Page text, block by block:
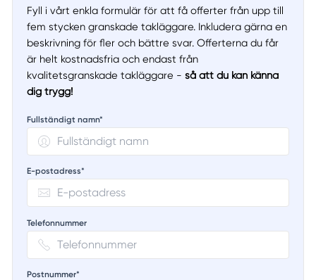
Fyll i vårt enkla formulär för att få offerter från upp till
fem stycken granskade takläggare. Inkludera gärna en
beskrivning för fler och bättre svar. Offerterna du får
är helt kostnadsfria och endast från
kvalitetsgranskade takläggare - så att du kan känna
dig trygg!
Fullständigt namn*
E-postadress*
Telefonnummer
Postnummer*